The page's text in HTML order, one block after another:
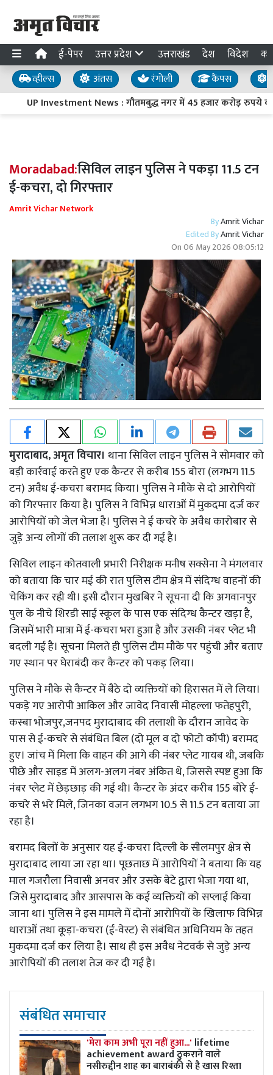
ई-पेपर उत्तर प्रदेश उत्तराखंड देश विदेश
व्हील्स अंतस रंगोली कैंपस
UP Investment News : गौतमबुद्ध नगर में 45 हजार करोड़ रुपये
Moradabad:सिविल लाइन पुलिस ने पकड़ा 11.5 टन
ई-कचरा, दो गिरफ्तार
Amrit Vichar Network
ByAmrit Vichar
Edited ByAmrit Vichar
On06 May 2026 08:05:12
मुरादाबाद, अमृत विचार। थाना सिविल लाइन पुलिस ने सोमवार को
बड़ी कार्रवाई करते हुए एक कैन्टर से करीब 155 बोरा (लगभग 11.5
टन) अवैध ई-कचरा बरामद किया। पुलिस ने मौके से दो आरोपियों
को गिरफ्तार किया है। पुलिस ने विभिन्न धाराओं में मुकदमा दर्ज कर
आरोपियों को जेल भेजा है। पुलिस ने ई कचरे के अवैध कारोबार से
जुड़े अन्य लोगों की तलाश शुरू कर दी गई है।
सिविल लाइन कोतवाली प्रभारी निरीक्षक मनीष सक्सेना ने मंगलवार
को बताया कि चार मई की रात पुलिस टीम क्षेत्र में संदिग्ध वाहनों की
चेकिंग कर रही थी। इसी दौरान मुखबिर ने सूचना दी कि अगवानपुर
पुल के नीचे शिरडी साई स्कूल के पास एक संदिग्ध कैन्टर खड़ा है,
जिसमें भारी मात्रा में ई-कचरा भरा हुआ है और उसकी नंबर प्लेट भी
बदली गई है। सूचना मिलते ही पुलिस टीम मौके पर पहुंची और बताए
गए स्थान पर घेराबंदी कर कैन्टर को पकड़ लिया।
पुलिस ने मौके से कैन्टर में बैठे दो व्यक्तियों को हिरासत में ले लिया।
पकड़े गए आरोपी आकिल और जावेद निवासी मोहल्ला फतेहपुरी,
कस्बा भोजपुर,जनपद मुरादाबाद की तलाशी के दौरान जावेद के
पास से ई-कचरे से संबंधित बिल (दो मूल व दो फोटो कॉपी) बरामद
हुए। जांच में मिला कि वाहन की आगे की नंबर प्लेट गायब थी, जबकि
पीछे और साइड में अलग-अलग नंबर अंकित थे, जिससे स्पष्ट हुआ कि
नंबर प्लेट में छेड़छाड़ की गई थी। कैन्टर के अंदर करीब 155 बोरे ई-
कचरे से भरे मिले, जिनका वजन लगभग 10.5 से 11.5 टन बताया जा
रहा है।
बरामद बिलों के अनुसार यह ई-कचरा दिल्ली के सीलमपुर क्षेत्र से
मुरादाबाद लाया जा रहा था। पूछताछ में आरोपियों ने बताया कि यह
माल गजरौला निवासी अनवर और उसके बेटे द्वारा भेजा गया था,
जिसे मुरादाबाद और आसपास के कई व्यक्तियों को सप्लाई किया
जाना था। पुलिस ने इस मामले में दोनों आरोपियों के खिलाफ विभिन्न
धाराओं तथा कूड़ा-कचरा (ई-वेस्ट) से संबंधित अधिनियम के तहत
मुकदमा दर्ज कर लिया है। साथ ही इस अवैध नेटवर्क से जुड़े अन्य
आरोपियों की तलाश तेज कर दी गई है।
संबंधित समाचार
'मेरा काम अभी पूरा नहीं हुआ...' lifetime
achievement award ठुकराने वाले
नसीरुद्दीन शाह का बाराबंकी से है खास रिश्ता